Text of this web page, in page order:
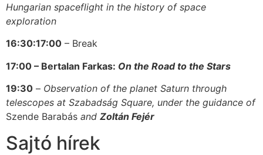
Hungarian spaceflight in the history of space
exploration
16:30:17:00 – Break
17:00 – Bertalan Farkas: On the Road to the Stars
19:30 – Observation of the planet Saturn through
telescopes at Szabadság Square, under the guidance of
Szende Barabás and Zoltán Fejér
Sajtó hírek